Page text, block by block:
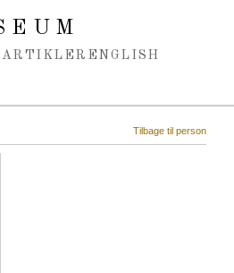
ENGLISH
Tilbage til person